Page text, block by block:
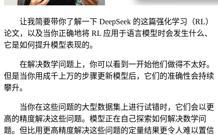
让我简要带你了解一下 DeepSeek 的这篇强化学习（RL）
论文，以及当你正确地将 RL 应用于语言模型时会发生什么、
它是如何提升模型表现的。
在解决数学问题上，你可以看到一开始他们做得不太好。
但是当你用成千上万的步骤更新模型后，它们的准确性会持续
攀升。
当你在这些问题的大型数据集上进行试错时，它们会以更
高的精度解决这些问题。模型正在自己探索如何解决数学问
题。但比用更高精度解决这些问题的定量结果更令人难以置信